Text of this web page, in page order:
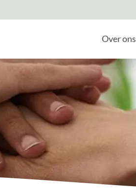
HomeOver ons